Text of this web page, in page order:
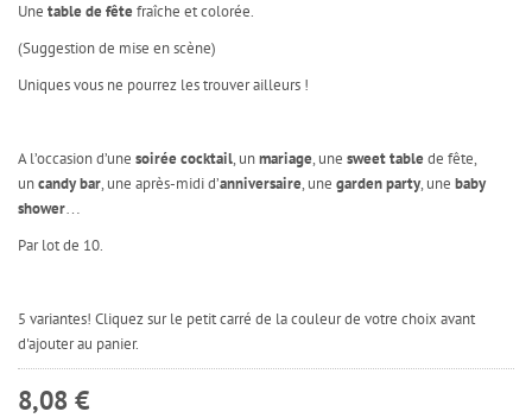
Une table de fête fraîche et colorée.
(Suggestion de mise en scène)
Uniques vous ne pourrez les trouver ailleurs !
A l’occasion d’une soirée cocktail, unmariage, une sweet table de fête,
uncandy bar, une après-midi d’anniversaire, une garden party, une baby
shower…
Par lot de 10.
5 variantes! Cliquez sur le petit carré de la couleur de votre choix avant
d'ajouter au panier.
8,08 €